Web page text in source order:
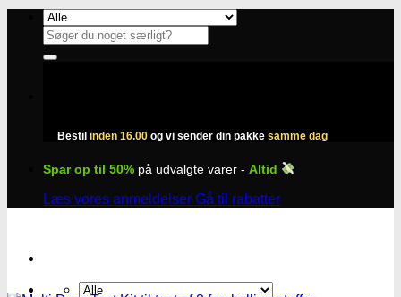
Fortsæt
indhold
Søg
efter:
Bestil inden 16.00 og vi sender din pakke samme dag
Spar op til 50% på udvalgte varer - Altid
Læs vores anmeldelser Gå til rabatter